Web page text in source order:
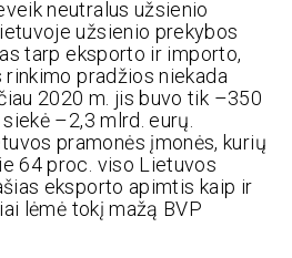
neutralus užsienio
užsienio prekybos
tarp eksporto ir importo,
pradžios niekada
2020 m. jis buvo tik –350
–2,3 mlrd. eurų.
pramonės įmonės, kurių
64 proc. viso Lietuvos
eksporto apimtis kaip ir
lėmė tokį mažą BVP